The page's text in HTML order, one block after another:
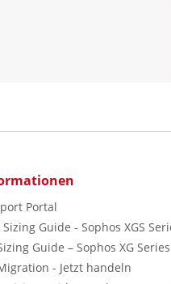
Portal
Sizing Guide - Sophos XGS
Guide – Sophos XG
- Jetzt handeln